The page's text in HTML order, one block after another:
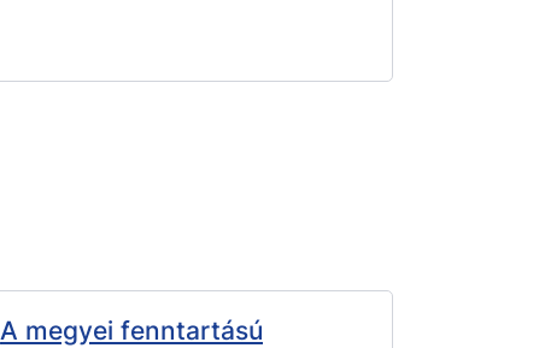
A megyei fenntartású